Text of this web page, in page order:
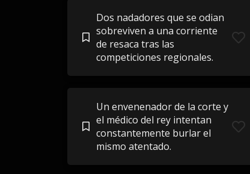
Dos nadadores que se odian
sobreviven a una corriente
de resaca tras las
competiciones regionales.
Un envenenador de la corte y
el médico del rey intentan
constantemente burlar el
mismo atentado.